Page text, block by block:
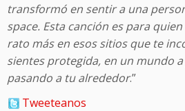
transformó en sentir a una
space. Esta canción es para
rato más en esos sitios que te
sientes protegida, en un mundo
pasando a tu alrededor.”
Tweeteanos